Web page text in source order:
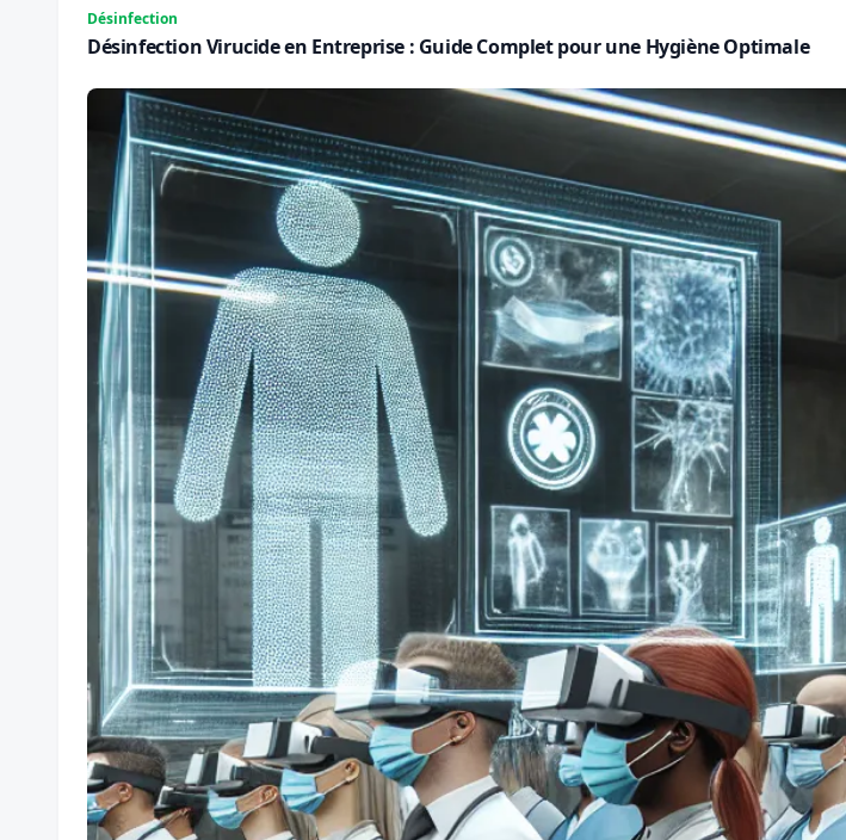
Désinfection
Désinfection Virucide en Entreprise : Guide Complet pour une Hygiène Optimale